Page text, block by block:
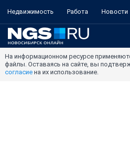
Недвижимость Работа Новости
На информационном ресурсе
файлы. Оставаясь на сайте, вы
согласие на их использование.